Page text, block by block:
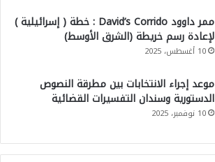
ممر داوود David’s Corrido : خطة ( إسرائيلية )
لإعادة رسم خريطة (الشرق الأوسط)
10 أغسطس، 2025
موعد إجراء الانتخابات بين مطرقة النصوص
الدستورية وسندان التفسيرات القضائية
10 نوفمبر، 2025